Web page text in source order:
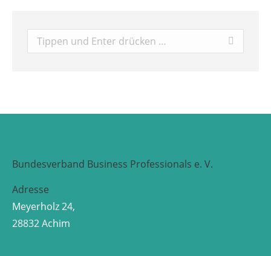
Search:
Bundesverband Business Professionals e. V.
Adresse
Meyerholz 24,
28832 Achim